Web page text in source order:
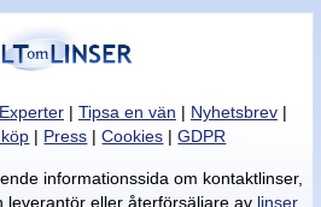
Experter| Tipsa en vän | Nyhetsbrev|
| Press |Cookies |GDPR
informationssida om kontaktlinser,
leverantör eller återförsäljare av linser.